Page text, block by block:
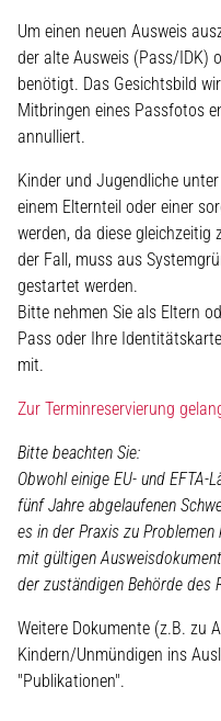
Um einen neuen Ausweis
der alte Ausweis (Pass/IDK)
benötigt. Das Gesichtsbild
Mitbringen eines Passfotos
annulliert.
Kinder und Jugendliche
einem Elternteil oder einer
werden, da diese
der Fall, muss aus
gestartet werden.
Bitte nehmen Sie als Eltern
Pass oder Ihre
mit.
Zur Terminreservierung
Bitte beachten Sie:
Obwohl einige EU- und
fünf Jahre abgelaufenen
es in der Praxis zu
mit gültigen
der zuständigen Behörde des
Weitere Dokumente (z.B. zu
Kindern/Unmündigen ins
"Publikationen".